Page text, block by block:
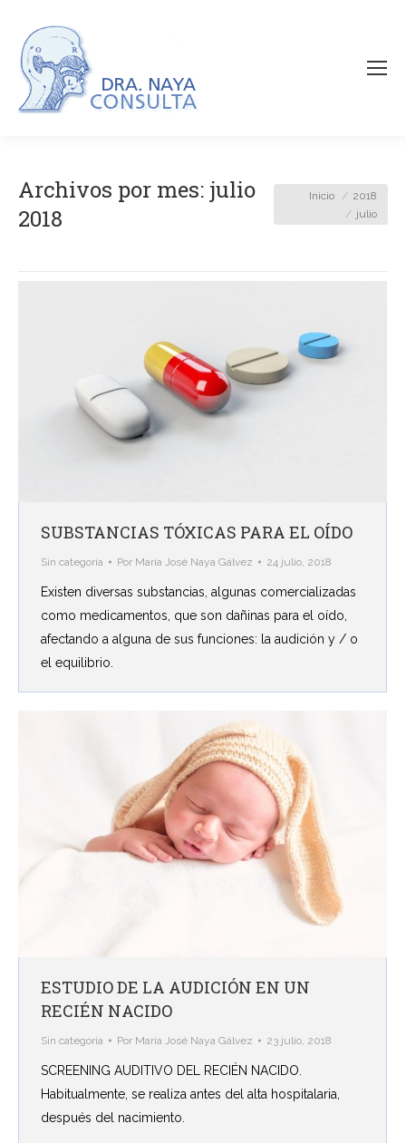
Archivos por mes: julio
2018
Estás aquí:
Inicio
2018
julio
SUBSTANCIAS TÓXICAS PARA EL OÍDO
Sin categoría Por María José Naya Gálvez 24 julio, 2018
Existen diversas substancias, algunas comercializadas
como medicamentos, que son dañinas para el oído,
afectando a alguna de sus funciones: la audición y / o
el equilibrio.
ESTUDIO DE LA AUDICIÓN EN UN
RECIÉN NACIDO
Sin categoría Por María José Naya Gálvez 23 julio, 2018
SCREENING AUDITIVO DEL RECIÉN NACIDO.
Habitualmente, se realiza antes del alta hospitalaria,
después del nacimiento.